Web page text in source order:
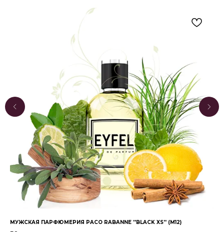
МУЖСКАЯ ПАРФЮМЕРИЯ PACO RABANNE ''BLACK XS'' (M12)